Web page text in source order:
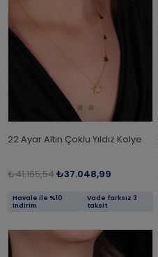
22 Ayar Altın Çoklu Yıldız Kolye
₺41.165,54₺37.048,99
Havale ile %10
indirim
Vade farksız 3
taksit